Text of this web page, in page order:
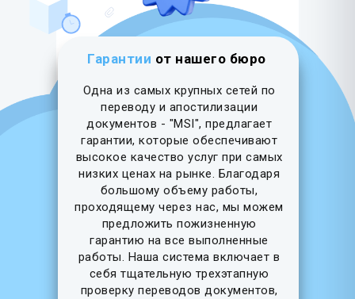
Гарантии от нашего бюро
Одна из самых крупных сетей по
переводу и апостилизации
документов - "MSI", предлагает
гарантии, которые обеспечивают
высокое качество услуг при самых
низких ценах на рынке. Благодаря
большому объему работы,
проходящему через нас, мы можем
предложить пожизненную
гарантию на все выполненные
работы. Наша система включает в
себя тщательную трехэтапную
проверку переводов документов,